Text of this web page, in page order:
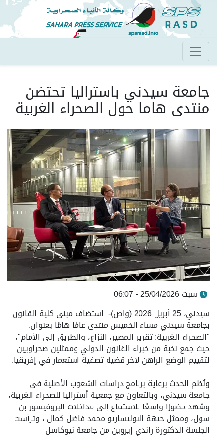
تجاوز
إلى
المحتوى
الرئيسي
جامعة سيدني باستراليا تحتضن
منتدى هاما حول الصحراء الغربية
سبت 25/04/2026 - 06:07
سيدني، 25 أبريل 2026 (واص)- استضاف مبنى كلية القانون
بجامعة سيدني مساء الخميس منتدى عامًا هامًا بعنوان:
"الصحراء الغربية: تقرير المصير، النزاع، والطريق إلى الأمام"،
حيث جمع نخبة من خبراء القانون الدولي وممثلين صحراويين
لتقييم الوضع الراهن لآخر قضية تصفية استعمار في إفريقيا.
ونُظم الحدث برعاية برنامج دراسات الشعوب الأصلية في
جامعة سيدني، وبالتعاون مع جمعية أستراليا للصحراء الغربية،
وشهد حضورًا واسعًا للاستماع إلى مداخلات البروفيسور بن
سول، وممثل جبهة البوليساريو محمد فاضل كمال ، وترأست
الجلسة الدكتورة راندي إيروين من جامعة نيوكاسل